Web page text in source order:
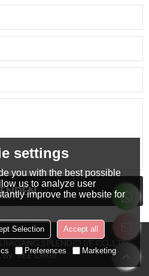
SPLENDID I/E CO.,LTD
By BEE Cloud
settings
you with the best possible
us to analyze user
improve the website for
Selection Accept all
Preferences Marketing